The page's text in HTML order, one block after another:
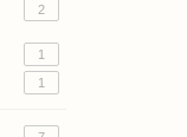
2
1
1